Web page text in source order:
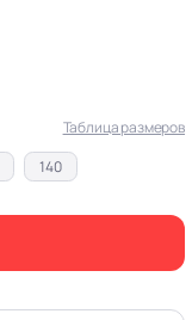
Таблица размеров
140